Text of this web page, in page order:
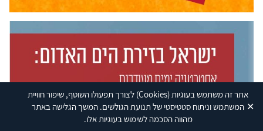
אתר זה משתמש בעוגיות(Cookies) לצורך תפעולו השוטף, שיפור חוויית
המשתמש וניתוח סטטיסטי של תנועת הגולשים. המשך הגלישה באתר
מהווה הסכמה לשימוש בעוגיות אלו.
✕